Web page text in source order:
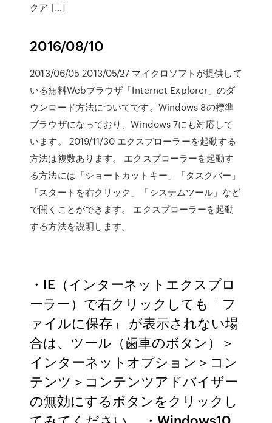
クア […]
2016/08/10
2013/06/05 2013/05/27 マイクロソフトが提供して
いる無料Webブラウザ「Internet Explorer」のダ
ウンロード方法についてです。Windows 8の標準
ブラウザになっており、Windows 7にも対応して
います。 2019/11/30 エクスプローラーを起動する
方法は複数あります。 エクスプローラーを起動す
る方法には「ショートカットキー」「タスクバー」
「スタートを右クリック」「システムツール」など
で開くことができます。 エクスプローラーを起動
する方法を説明します。
・IE（インターネットエクスプロ
ーラー）で右クリックしても「フ
ァイルに保存」 が表示されない場
合は、ツール（歯車のボタン）＞
インターネットオプション＞コン
テンツ＞コンテンツアドバイザー
の無効にするボタンをクリックし